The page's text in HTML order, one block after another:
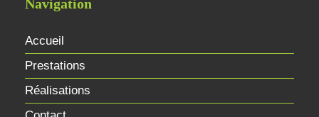
Navigation
Accueil
Prestations
Réalisations